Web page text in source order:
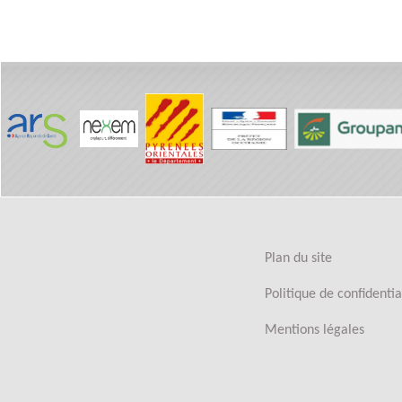
Plan du site
Politique de
Mentions légales